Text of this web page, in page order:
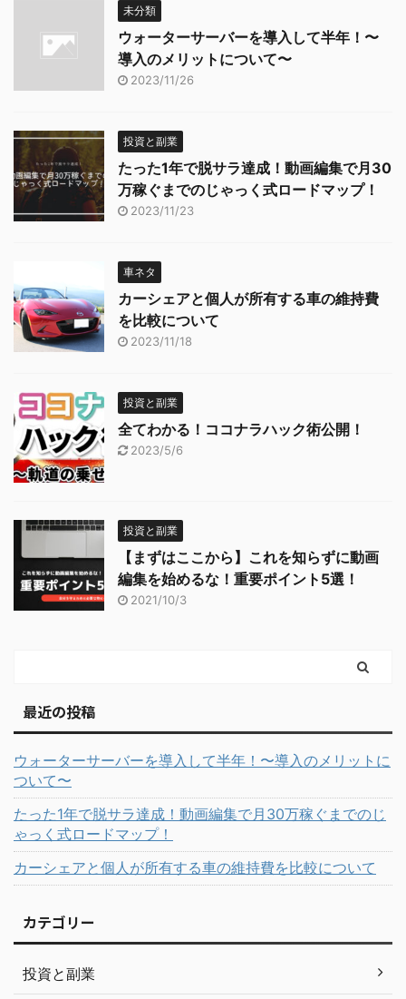
未分類
ウォーターサーバーを導入して半年！〜
導入のメリットについて〜
2023/11/26
投資と副業
たった1年で脱サラ達成！動画編集で月30
万稼ぐまでのじゃっく式ロードマップ！
2023/11/23
車ネタ
カーシェアと個人が所有する車の維持費
を比較について
2023/11/18
投資と副業
全てわかる！ココナラハック術公開！
2023/5/6
投資と副業
【まずはここから】これを知らずに動画
編集を始めるな！重要ポイント5選！
2021/10/3
最近の投稿
ウォーターサーバーを導入して半年！〜導入のメリットに
ついて〜
たった1年で脱サラ達成！動画編集で月30万稼ぐまでのじ
ゃっく式ロードマップ！
カーシェアと個人が所有する車の維持費を比較について
カテゴリー
投資と副業